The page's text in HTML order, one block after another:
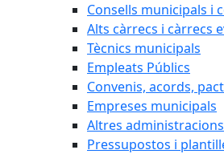
Consells municipals i
Alts càrrecs i càrrecs
Tècnics municipals
Empleats Públics
Convenis, acords,
Empreses municipals
Altres administracions
Pressupostos i